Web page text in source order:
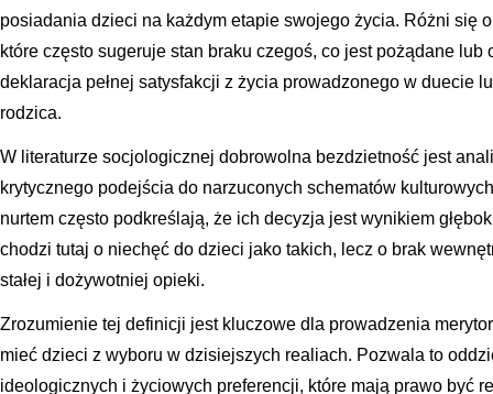
posiadania dzieci na każdym etapie swojego życia. Różni się
które często sugeruje stan braku czegoś, co jest pożądane
deklaracja pełnej satysfakcji z życia prowadzonego w duecie
rodzica.
W literaturze socjologicznej dobrowolna bezdzietność jest
krytycznego podejścia do narzuconych schematów
nurtem często podkreślają, że ich decyzja jest wynikiem
chodzi tutaj o niechęć do dzieci jako takich, lecz o brak
stałej i dożywotniej opieki.
Zrozumienie tej definicji jest kluczowe dla prowadzenia
mieć dzieci z wyboru w dzisiejszych realiach. Pozwala to
ideologicznych i życiowych preferencji, które mają prawo być